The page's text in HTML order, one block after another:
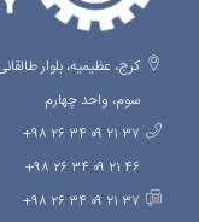
کرج، عظیمیه، بلوار
سوم، واحد چهارم
۳۷ ۲۱ ۰۹ ۳۴ ۲۶ ۹۸+
۴۶ ۲۱ ۰۹ ۳۴ ۲۶ ۹۸+
۳۷ ۲۱ ۰۹ ۳۴ ۲۶ ۹۸+